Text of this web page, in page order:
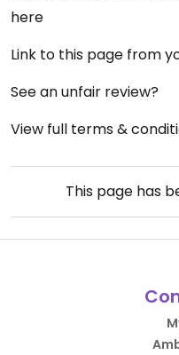
here
Link to this page from
See an unfair review?
View full terms &
This page has